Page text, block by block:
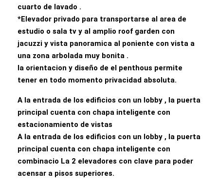
cuarto de lavado .
*Elevador privado para transportarse al area de
estudio o sala tv y al amplio roof garden con
jacuzzi y vista panoramica al poniente con vista a
una zona arbolada muy bonita .
la orientacion y diseño de el penthous permite
tener en todo momento privacidad absoluta.
A la entrada de los edificios con un lobby , la puerta
principal cuenta con chapa inteligente con
estacionamiento de vistas
A la entrada de los edificios con un lobby , la puerta
principal cuenta con chapa inteligente con
combinacio La 2 elevadores con clave para poder
acensar a pisos superiores.